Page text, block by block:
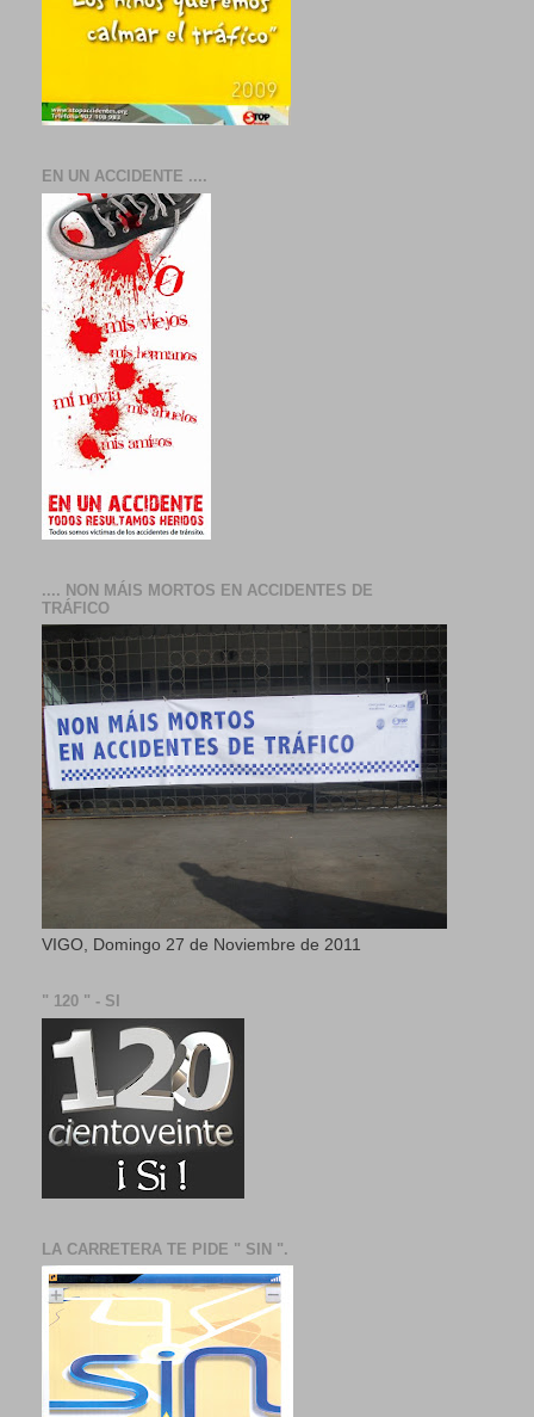
EN UN ACCIDENTE ....
.... NON MÁIS MORTOS EN ACCIDENTES DE
TRÁFICO
VIGO, Domingo 27 de Noviembre de 2011
" 120 " - SI
LA CARRETERA TE PIDE " SIN ".